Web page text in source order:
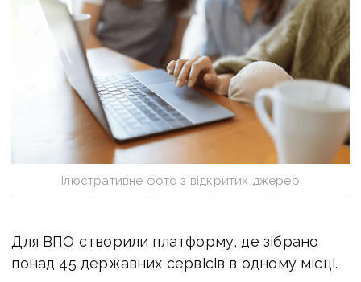
Ілюстративне фото з відкритих джерео
Для ВПО створили платформу, де зібрано
понад 45 державних сервісів в одному місці.